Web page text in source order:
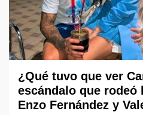
¿Qué tuvo que ver
escándalo que rodeó
Enzo Fernández y